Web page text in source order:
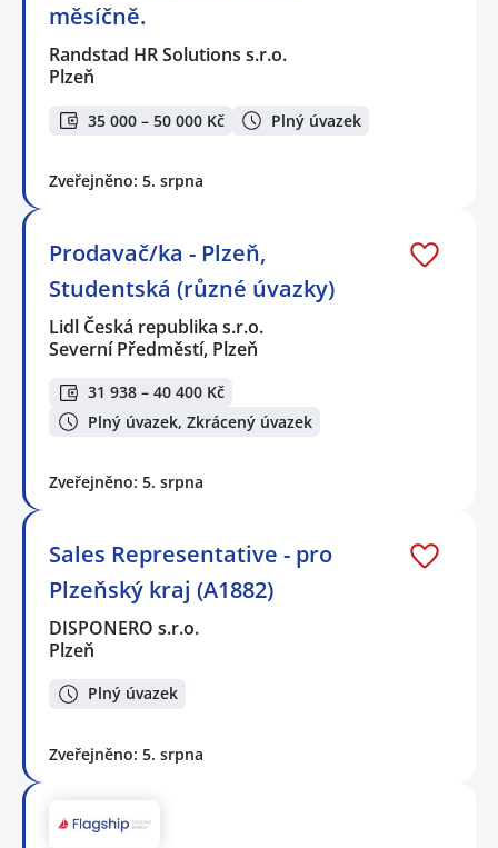
měsíčně.
Randstad HR Solutions s.r.o.
Plzeň
35 000 – 50 000 Kč Plný úvazek
Zveřejněno: 5. srpna
Prodavač/ka - Plzeň,
Studentská (různé úvazky)
Lidl Česká republika s.r.o.
Severní Předměstí, Plzeň
31 938 – 40 400 Kč
Plný úvazek, Zkrácený úvazek
Zveřejněno: 5. srpna
Sales Representative - pro
Plzeňský kraj (A1882)
DISPONERO s.r.o.
Plzeň
Plný úvazek
Zveřejněno: 5. srpna